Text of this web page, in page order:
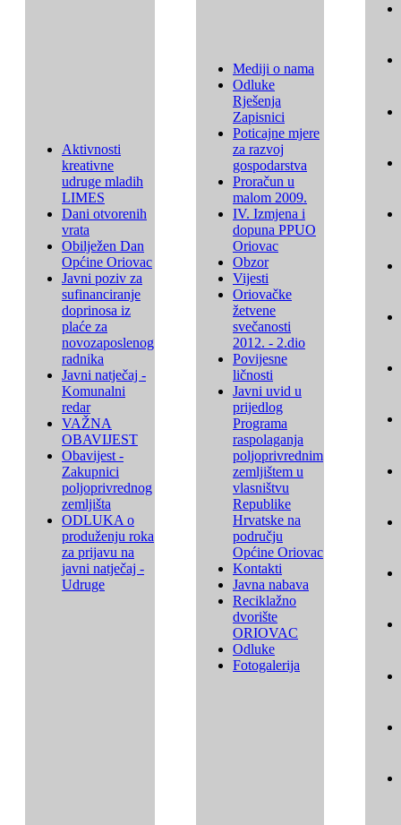
Aktivnosti
kreativne
udruge mladih
LIMES
Dani otvorenih
vrata
Obilježen Dan
Općine Oriovac
Javni poziv za
sufinanciranje
doprinosa iz
plaće za
novozaposlenog
radnika
Javni natječaj -
Komunalni
redar
VAŽNA
OBAVIJEST
Obavijest -
Zakupnici
poljoprivrednog
zemljišta
ODLUKA o
produženju roka
za prijavu na
javni natječaj -
Udruge
Mediji o nama
Odluke
Rješenja
Zapisnici
Poticajne mjere
za razvoj
gospodarstva
Proračun u
malom 2009.
IV. Izmjena i
dopuna PPUO
Oriovac
Obzor
Vijesti
Oriovačke
žetvene
svečanosti
2012. - 2.dio
Povijesne
ličnosti
Javni uvid u
prijedlog
Programa
raspolaganja
poljoprivrednim
zemljištem u
vlasništvu
Republike
Hrvatske na
području
Općine Oriovac
Kontakti
Javna nabava
Reciklažno
dvorište
ORIOVAC
Odluke
Fotogalerija